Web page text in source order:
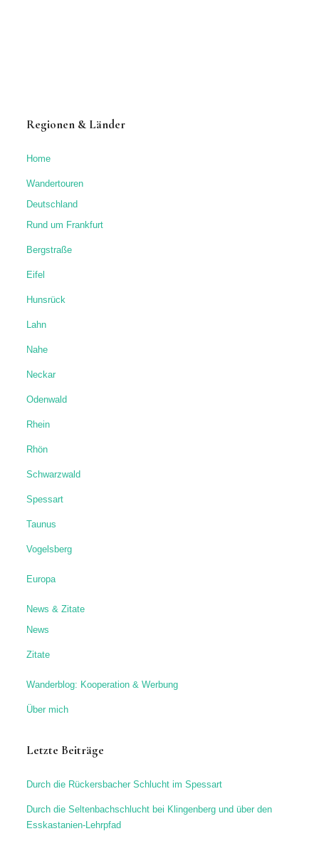
Regionen & Länder
Home
Wandertouren
Deutschland
Rund um Frankfurt
Bergstraße
Eifel
Hunsrück
Lahn
Nahe
Neckar
Odenwald
Rhein
Rhön
Schwarzwald
Spessart
Taunus
Vogelsberg
Europa
News & Zitate
News
Zitate
Wanderblog: Kooperation & Werbung
Über mich
Letzte Beiträge
Durch die Rückersbacher Schlucht im Spessart
Durch die Seltenbachschlucht bei Klingenberg und über den
Esskastanien-Lehrpfad